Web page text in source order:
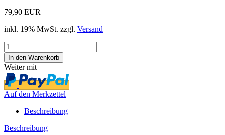
79,90 EUR
inkl. 19% MwSt. zzgl. Versand
Weiter mit
Auf den Merkzettel
Beschreibung
Beschreibung